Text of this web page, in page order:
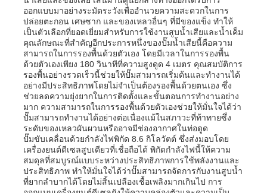
เกี่ยวกับเรา
ทัวร์โรงงาน
ควบคุมคุณภาพ
ติดต่อเรา
ข่าว
ออกแบบมาอย่างระมัดระวังเพื่ออำนวยความสะดวกในการ
ปล่อยตะกอน เศษซาก และของเหลวอื่นๆ ที่มีของแข็ง ทำให้
เป็นตัวเลือกที่ยอดเยี่ยมสำหรับการใช้งานสูบน้ำเสียและน้ำเค็ม
คุณลักษณะที่สำคัญอีกประการหนึ่งของปั๊มน้ำเสียนี้คือความ
สามารถในการรองพื้นด้วยตัวเอง โดยมีเวลาในการรองพื้น
ด้วยตัวเองเพียง 180 วินาทีที่ความสูงดูด 4 เมตร คุณสมบัติการ
รองพื้นอย่างรวดเร็วนี้ช่วยให้ปั๊มสามารถเริ่มต้นและทำงานได้
อย่างมีประสิทธิภาพโดยไม่จำเป็นต้องรองพื้นด้วยตนเอง ซึ่ง
ช่วยลดความยุ่งยากในการติดตั้งและขั้นตอนการทำงานอย่าง
มาก ความสามารถในการรองพื้นด้วยตัวเองช่วยให้มั่นใจได้ว่า
ปั๊มสามารถทำงานได้อย่างต่อเนื่องแม้ในสภาวะที่ท้าทายซึ่ง
ระดับของเหลวผันผวนหรืออาจมีช่องอากาศในท่อดูด
ปั๊มขับเคลื่อนด้วยกำลังไฟพิกัด 8.6 กิโลวัตต์ ซึ่งส่งมอบโดย
เครื่องยนต์ดีเซลสูบเดียวที่เชื่อถือได้ พิกัดกำลังไฟนี้ให้ความ
สมดุลที่สมบูรณ์แบบระหว่างประสิทธิภาพการใช้พลังงานและ
ประสิทธิภาพ ทำให้มั่นใจได้ว่าปั๊มสามารถจัดการกับงานสูบน้ำ
ที่ยากลำบากได้โดยไม่สิ้นเปลืองเชื้อเพลิงมากเกินไป การ